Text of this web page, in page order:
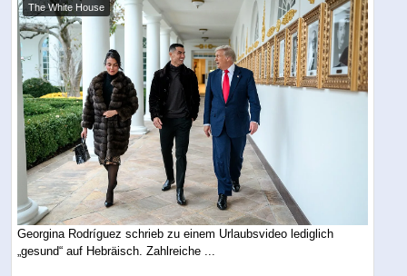
The White House
Georgina Rodríguez schrieb zu einem Urlaubsvideo lediglich
„gesund“ auf Hebräisch. Zahlreiche ...